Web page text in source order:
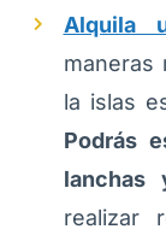
Alquila
maneras
la islas
Podrás
lanchas
realizar